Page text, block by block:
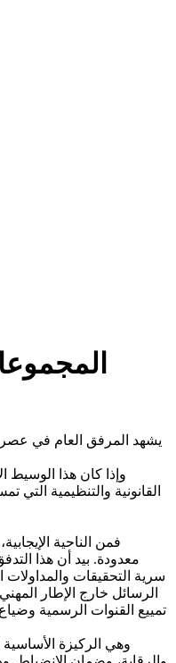
يشهد المرفق العام في
القانونية والتنظيمية
فمن الناحية
معدودة. بيد أن هذا
سرية التحقيقات
الرسائل خارج الإطار
تمييع القنوات الرسمية